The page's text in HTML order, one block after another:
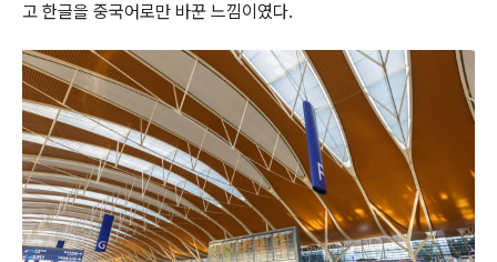
고 한글을 중국어로만 바꾼 느낌이였다.